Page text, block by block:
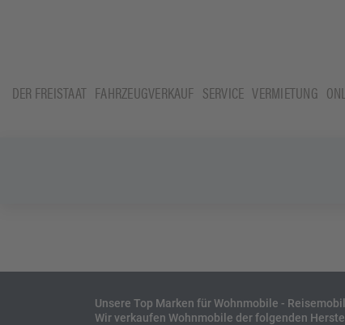
DER FREISTAAT FAHRZEUGVERKAUF SERVICE VERMIETUNG
Unsere Top Marken für Wohnmobile -
Wir verkaufen Wohnmobile der folgenden